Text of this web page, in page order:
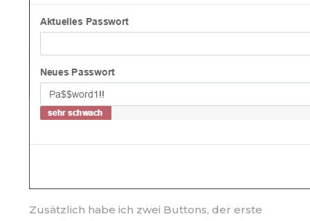
Zusätzlich habe ich zwei Buttons, der erste